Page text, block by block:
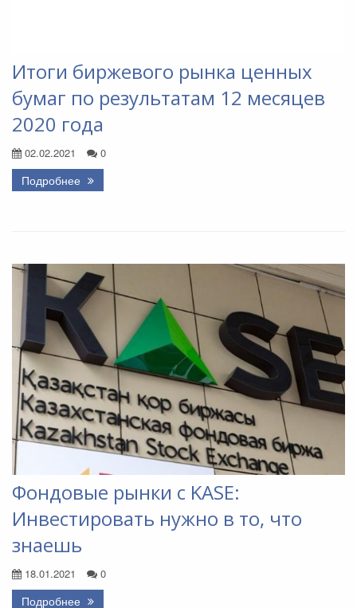
Итоги биржевого рынка ценных
бумаг по результатам 12 месяцев
2020 года
02.02.2021 0
Подробнее
Фондовые рынки с KASE:
Инвестировать нужно в то, что
знаешь
18.01.2021 0
Подробнее